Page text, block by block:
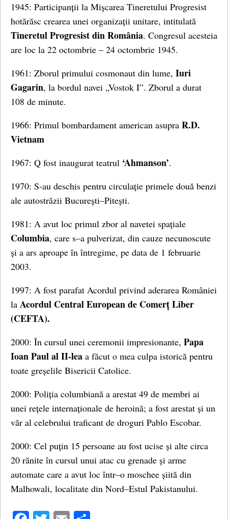
1945: Participanții la Mișcarea Tineretului Progresist
hotărăsc crearea unei organizații unitare, intitulată
Tineretul Progresist din România. Congresul acesteia
are loc la 22 octombrie – 24 octombrie 1945.
1961: Zborul primului cosmonaut din lume, Iuri
Gagarin, la bordul navei „Vostok I”. Zborul a durat
108 de minute.
1966: Primul bombardament american asupra R.D.
Vietnam
1967: Q fost inaugurat teatrul ‘Ahmanson’.
1970: S-au deschis pentru circulație primele două benzi
ale autostrăzii București–Pitești.
1981: A avut loc primul zbor al navetei spațiale
Columbia, care s–a pulverizat, din cauze necunoscute
și a ars aproape în întregime, pe data de 1 februarie
2003.
1997: A fost parafat Acordul privind aderarea României
la Acordul Central European de Comerț Liber
(CEFTA).
2000: În cursul unei ceremonii impresionante, Papa
Ioan Paul al II-lea a făcut o mea culpa istorică pentru
toate greșelile Bisericii Catolice.
2000: Poliția columbiană a arestat 49 de membri ai
unei rețele internaționale de heroină; a fost arestat și un
văr al celebrului traficant de droguri Pablo Escobar.
2000: Cel puțin 15 persoane au fost ucise și alte circa
20 rănite în cursul unui atac cu grenade și arme
automate care a avut loc într–o moschee șiită din
Malhowali, localitate din Nord–Estul Pakistanului.